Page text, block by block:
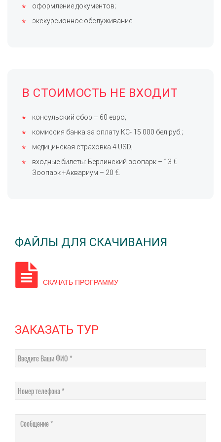
оформление документов;
экскурсионное обслуживание.
В СТОИМОСТЬ НЕ ВХОДИТ
консульский сбор – 60 евро;
комиссия банка за оплату КС- 15 000 бел.руб.;
медицинская страховка 4 USD;
входные билеты: Берлинский зоопарк – 13 €
Зоопарк +Аквариум – 20 €.
ФАЙЛЫ ДЛЯ СКАЧИВАНИЯ
СКАЧАТЬ ПРОГРАММУ
ЗАКАЗАТЬ ТУР
Введите Ваши ФИО
Номер телефона